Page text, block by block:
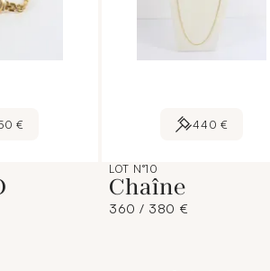
€ 440 €
LOT N°10
Chaîne
360 / 380 €